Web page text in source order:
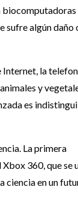
biocomputadoras
sufre algún daño
Internet, la
y
es
La primera
360, que se
ciencia en un